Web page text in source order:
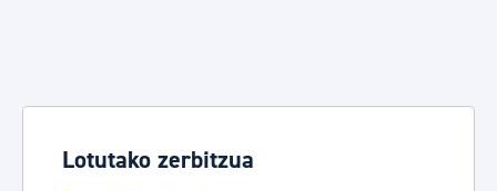
Lotutako zerbitzua